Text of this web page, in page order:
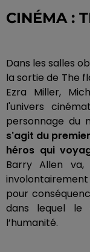
CINÉMA :
Dans les salles
la sortie de The
Ezra Miller,
l'univers
personnage du
s'agit du
héros qui
Barry Allen
pour
dans lequel le
l’humanité.